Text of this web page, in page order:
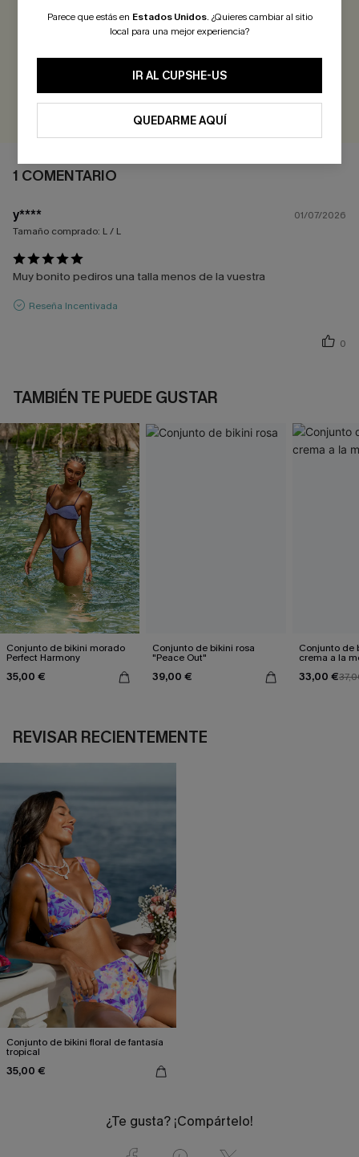
5.0 1 COMENTARIO
¡Gana más de 30 puntos por cada reseña que dejes!
EVALUAR
1 COMENTARIO
y****
01/07/2026
Tamaño comprado: L / L
Muy bonito pediros una talla menos de la vuestra
Reseña Incentivada
0
TAMBIÉN TE PUEDE GUSTAR
Conjunto de bikini morado
Perfect Harmony
35,00 €
Conjunto de bikini rosa
"Peace Out"
39,00 €
Conjunto de
crema a la
33,00 €
REVISAR RECIENTEMENTE
Conjunto de bikini floral de fantasía
tropical
35,00 €
¿Te gusta? ¡Compártelo!
Parece que estás en Estados Unidos. ¿Quieres cambiar al sitio
local para una mejor experiencia?
IR AL CUPSHE-US
QUEDARME AQUÍ